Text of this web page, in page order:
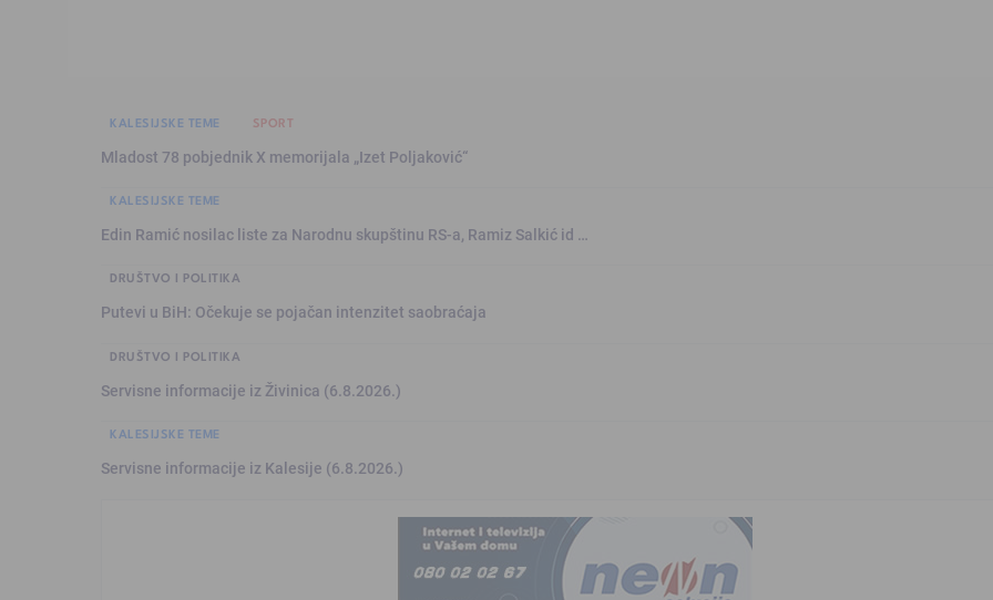
KALESIJSKE TEME SPORT
Mladost 78 pobjednik X memorijala „Izet Poljaković“
KALESIJSKE TEME
Edin Ramić nosilac liste za Narodnu skupštinu RS-a, Ramiz Salkić id …
DRUŠTVO I POLITIKA
Putevi u BiH: Očekuje se pojačan intenzitet saobraćaja
DRUŠTVO I POLITIKA
Servisne informacije iz Živinica (6.8.2026.)
KALESIJSKE TEME
Servisne informacije iz Kalesije (6.8.2026.)